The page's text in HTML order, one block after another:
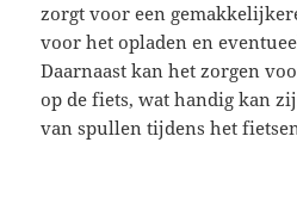
zorgt voor een
voor het opladen en
Daarnaast kan het zorgen
op de fiets, wat handig kan
van spullen tijdens het